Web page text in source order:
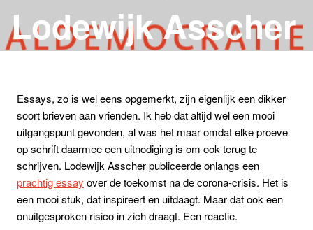
Lodewijk Asscher
Essays, zo is wel eens opgemerkt, zijn eigenlijk een dikker
soort brieven aan vrienden. Ik heb dat altijd wel een mooi
uitgangspunt gevonden, al was het maar omdat elke proeve
op schrift daarmee een uitnodiging is om ook terug te
schrijven. Lodewijk Asscher publiceerde onlangs een
prachtig essay over de toekomst na de corona-crisis. Het is
een mooi stuk, dat inspireert en uitdaagt. Maar dat ook een
onuitgesproken risico in zich draagt. Een reactie.